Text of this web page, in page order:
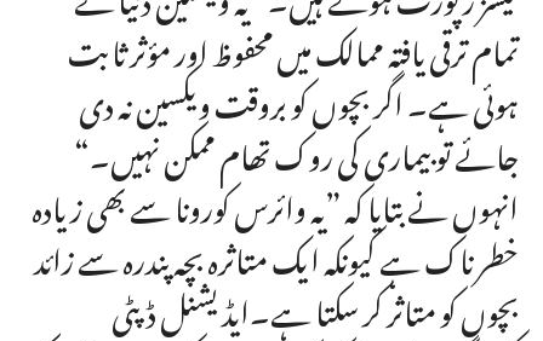
تمام ترقی یافتہ ممالک میں محفوظ اور مؤثر ثابت
ہوئی ہے۔ اگر بچوں کو بروقت ویکسین نہ دی
جائے تو بیماری کی روک تھام ممکن نہیں۔“
انہوں نے بتایا کہ ”یہ وائرس کورونا سے بھی زیادہ
خطرناک ہے کیونکہ ایک متاثرہ بچہ پندرہ سے زائد
بچوں کو متاثر کر سکتا ہے۔ایڈیشنل ڈپٹی